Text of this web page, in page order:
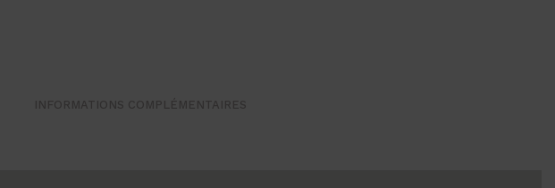
INFORMATIONS COMPLÉMENTAIRES